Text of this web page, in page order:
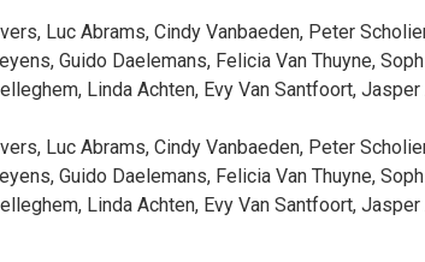
, Luc Abrams, Cindy Vanbaeden, Peter
, Guido Daelemans, Felicia Van Thuyne,
, Linda Achten, Evy Van Santfoort, Jasper
, Luc Abrams, Cindy Vanbaeden, Peter
, Guido Daelemans, Felicia Van Thuyne,
, Linda Achten, Evy Van Santfoort, Jasper